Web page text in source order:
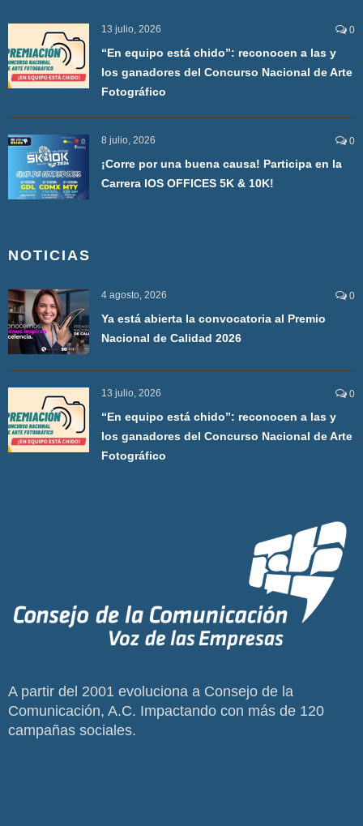
13 julio, 2026 0
“En equipo está chido”: reconocen a las y
los ganadores del Concurso Nacional de Arte
Fotográfico
8 julio, 2026 0
¡Corre por una buena causa! Participa en la
Carrera IOS OFFICES 5K & 10K!
NOTICIAS
4 agosto, 2026 0
Ya está abierta la convocatoria al Premio
Nacional de Calidad 2026
13 julio, 2026 0
“En equipo está chido”: reconocen a las y
los ganadores del Concurso Nacional de Arte
Fotográfico
A partir del 2001 evoluciona a Consejo de la
Comunicación, A.C. Impactando con más de 120
campañas sociales.